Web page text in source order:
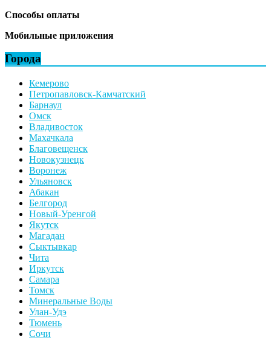
Способы оплаты
Мобильные приложения
Города
Кемерово
Петропавловск-Камчатский
Барнаул
Омск
Владивосток
Махачкала
Благовещенск
Новокузнецк
Воронеж
Ульяновск
Абакан
Белгород
Новый-Уренгой
Якутск
Магадан
Сыктывкар
Чита
Иркутск
Самара
Томск
Минеральные Воды
Улан-Удэ
Тюмень
Сочи